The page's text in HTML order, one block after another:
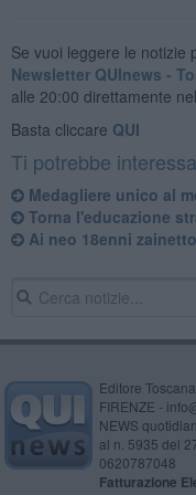
Se vuoi leggere le notizie
Newsletter QUInews -
alle 20:00 direttamente
Basta cliccare QUI
Ti potrebbe
Medagliere unico al
Torna l'educazione
Ai neo 18enni
Editore
FIRENZE -
NEWS
al n. 5935 del
0620787048
Fatturazione